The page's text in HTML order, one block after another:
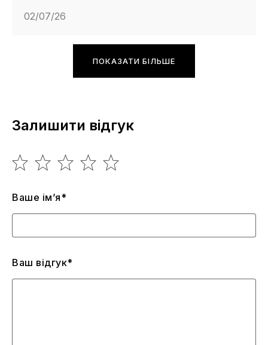
02/07/26
ПОКАЗАТИ БІЛЬШЕ
Залишити відгук
Ваше ім’я*
Ваш відгук*